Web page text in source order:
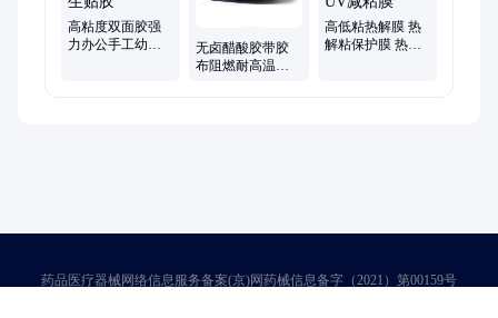
高粘度双面胶强
力办公手工幼儿
无卤醋酸胶带胶
布阻燃耐高温醋
高低粘热解膜 热
解粘保护膜 热解
药品医疗器械网络信息服务备案(京)网药械信息备字（2021）第00159号